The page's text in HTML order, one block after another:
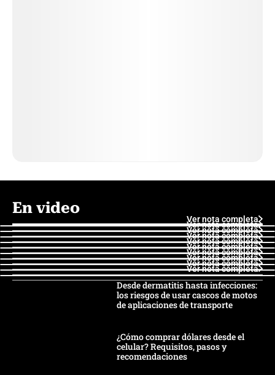
En video
Ver nota completa
Ver nota completa
Ver nota completa
Ver nota completa
Ver nota completa
Ver nota completa
Ver nota completa
Ver nota completa
Ver nota completa
Ver nota completa
Desde dermatitis hasta infecciones:
los riesgos de usar cascos de motos
de aplicaciones de transporte
¿Cómo comprar dólares desde el
celular? Requisitos, pasos y
recomendaciones